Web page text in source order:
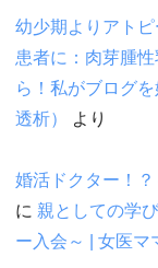
幼少期よりアト
患者に：肉芽腫
ら！私がブログ
透析）
より
婚活ドクター！
に 親としての学
ー入会～ | 女医